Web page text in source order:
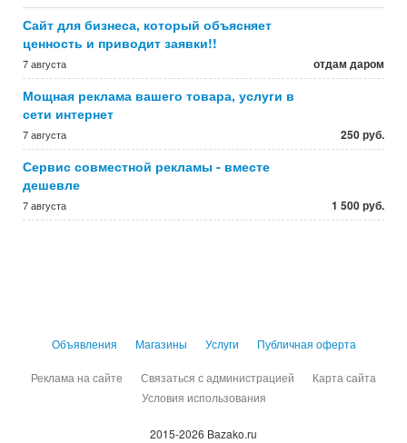
Сайт для бизнеса, который объясняет
ценность и приводит заявки!!
7 августа отдам даром
Мощная реклама вашего товара, услуги в
сети интернет
7 августа 250 руб.
Сервис совместной рекламы - вместе
дешевле
7 августа 1 500 руб.
Объявления Магазины Услуги Публичная оферта
Реклама на сайте Связаться с администрацией
Карта сайта
Условия использования
2015-2026 Bazako.ru